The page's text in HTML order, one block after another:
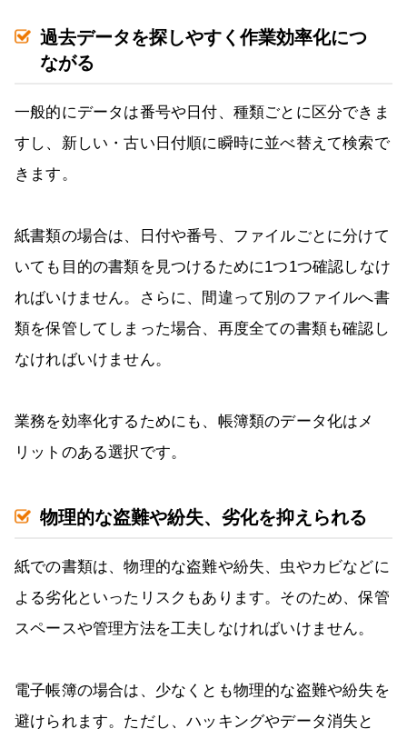
過去データを探しやすく作業効率化につ
ながる
一般的にデータは番号や日付、種類ごとに区分できま
すし、新しい・古い日付順に瞬時に並べ替えて検索で
きます。
紙書類の場合は、日付や番号、ファイルごとに分けて
いても目的の書類を見つけるために1つ1つ確認しなけ
ればいけません。さらに、間違って別のファイルへ書
類を保管してしまった場合、再度全ての書類も確認し
なければいけません。
業務を効率化するためにも、帳簿類のデータ化はメ
リットのある選択です。
物理的な盗難や紛失、劣化を抑えられる
紙での書類は、物理的な盗難や紛失、虫やカビなどに
よる劣化といったリスクもあります。そのため、保管
スペースや管理方法を工夫しなければいけません。
電子帳簿の場合は、少なくとも物理的な盗難や紛失を
避けられます。ただし、ハッキングやデータ消失と